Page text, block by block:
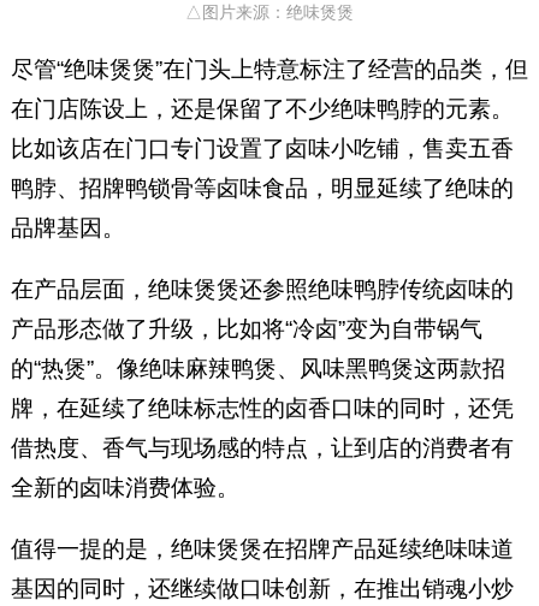
△图片来源：绝味煲煲
尽管“绝味煲煲”在门头上特意标注了经营的品类，但
在门店陈设上，还是保留了不少绝味鸭脖的元素。
比如该店在门口专门设置了卤味小吃铺，售卖五香
鸭脖、招牌鸭锁骨等卤味食品，明显延续了绝味的
品牌基因。
在产品层面，绝味煲煲还参照绝味鸭脖传统卤味的
产品形态做了升级，比如将“冷卤”变为自带锅气
的“热煲”。像绝味麻辣鸭煲、风味黑鸭煲这两款招
牌，在延续了绝味标志性的卤香口味的同时，还凭
借热度、香气与现场感的特点，让到店的消费者有
全新的卤味消费体验。
值得一提的是，绝味煲煲在招牌产品延续绝味味道
基因的同时，还继续做口味创新，在推出销魂小炒